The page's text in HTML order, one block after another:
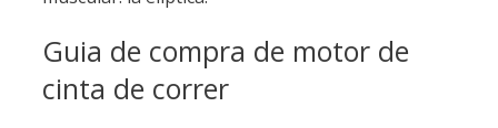
Guia de compra de motor de
cinta de correr